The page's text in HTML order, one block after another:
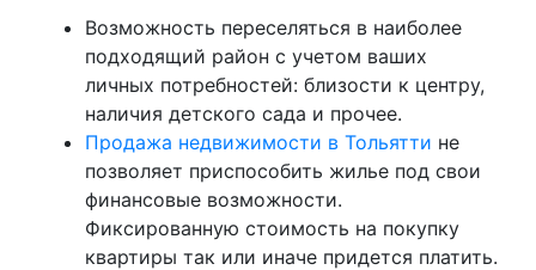
Возможность переселяться в наиболее
подходящий район с учетом ваших
личных потребностей: близости к центру,
наличия детского сада и прочее.
Продажа недвижимости в Тольятти не
позволяет приспособить жилье под свои
финансовые возможности.
Фиксированную стоимость на покупку
квартиры так или иначе придется платить.